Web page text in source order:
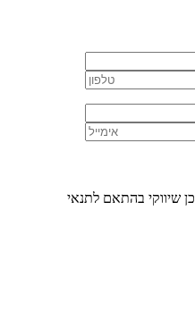
שיווקי בהתאם לתנאי